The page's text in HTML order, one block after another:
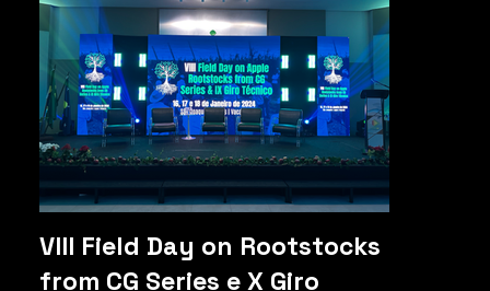
VIII Field Day on Rootstocks
from CG Series e X Giro